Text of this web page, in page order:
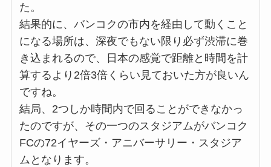
た。
結果的に、バンコクの市内を経由して動くこと
になる場所は、深夜でもない限り必ず渋滞に巻
き込まれるので、日本の感覚で距離と時間を計
算するより2倍3倍くらい見ておいた方が良いん
ですね。
結局、2つしか時間内で回ることができなかっ
たのですが、その一つのスタジアムがバンコク
FCの72イヤーズ・アニバーサリー・スタジア
ムとなります。